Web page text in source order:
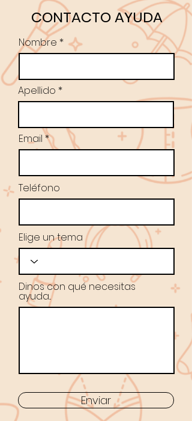
CONTACTO AYUDA
Nombre
Apellido
Email
Teléfono
Elige un tema
Dinos con qué necesitas
ayuda...
Enviar